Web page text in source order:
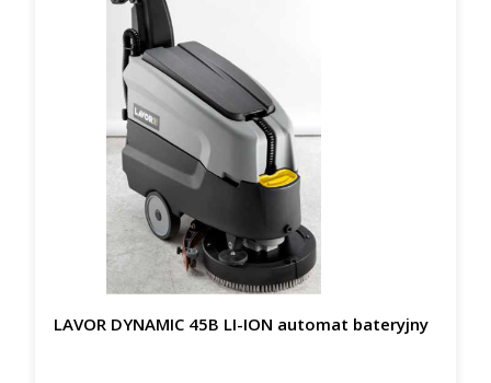
LAVOR DYNAMIC 45B LI-ION automat bateryjny